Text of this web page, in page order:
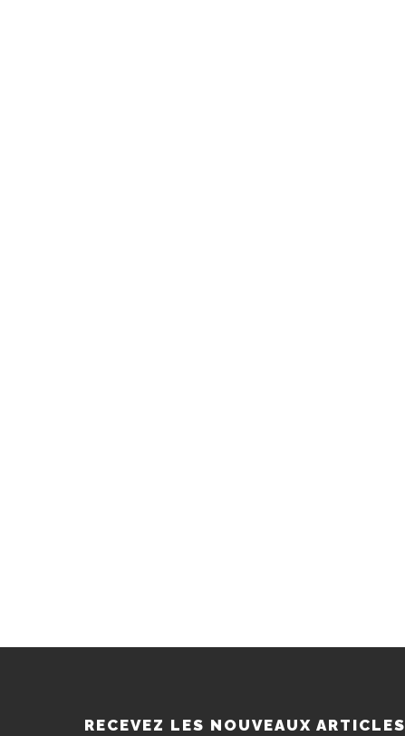
RECEVEZ LES NOUVEAUX ARTICLES